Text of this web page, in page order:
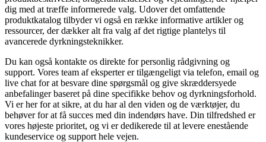
dig med at træffe informerede valg. Udover det omfattende
produktkatalog tilbyder vi også en række informative artikler og
ressourcer, der dækker alt fra valg af det rigtige plantelys til
avancerede dyrkningsteknikker.
Du kan også kontakte os direkte for personlig rådgivning og
support. Vores team af eksperter er tilgængeligt via telefon, email og
live chat for at besvare dine spørgsmål og give skræddersyede
anbefalinger baseret på dine specifikke behov og dyrkningsforhold.
Vi er her for at sikre, at du har al den viden og de værktøjer, du
behøver for at få succes med din indendørs have. Din tilfredshed er
vores højeste prioritet, og vi er dedikerede til at levere enestående
kundeservice og support hele vejen.